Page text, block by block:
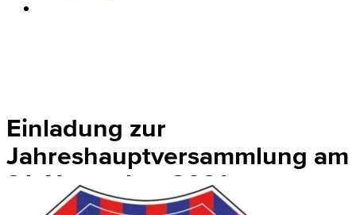
Einladung zur
Jahreshauptversammlung am
21. November 2021